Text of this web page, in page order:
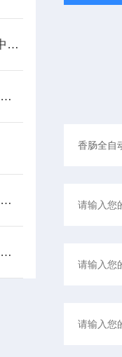
520黄精拉伸膜真空包装机在中药饮片及休闲食品中的应用
火锅底料拉伸膜真空包装机除了看产能，这3个防胀气细节至关重要
鸭货拉伸膜真空包装机选型攻略：如何锁定卤味产线的“黄金搭档”
紫薯干拉伸膜真空包装机是怎么工作？